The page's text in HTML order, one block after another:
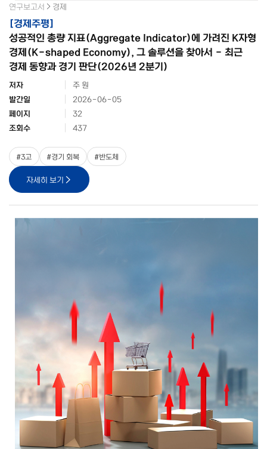
연구보고서 경제
[경제주평]
성공적인 총량 지표(Aggregate Indicator)에 가려진 K자형
경제(K-shaped Economy), 그 솔루션을 찾아서 - 최근
경제 동향과 경기 판단(2026년 2분기)
저자
주 원
발간일
2026-06-05
페이지
32
조회수
437
#3고 #경기 회복 #반도체
자세히 보기